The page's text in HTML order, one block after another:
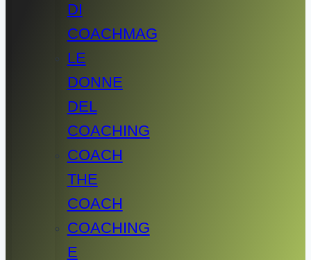
DI
COACHMAG
LE
DONNE
DEL
COACHING
COACH
THE
COACH
COACHING
E